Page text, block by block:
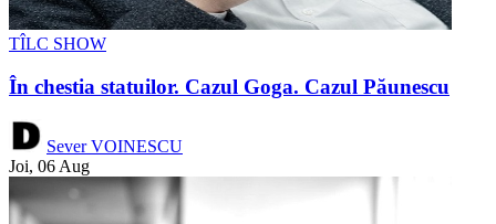
TÎLC SHOW
În chestia statuilor. Cazul Goga. Cazul Păunescu
Sever VOINESCU
Joi, 06 Aug